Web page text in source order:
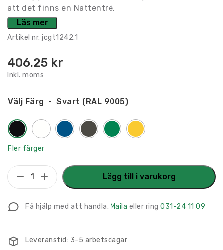
att det finns en Nattentré.
Läs mer
Artikel nr. jcgt1242.1
406.25 kr
Inkl. moms
Välj Färg Svart (RAL 9005)
Fler färger
Flaggskylt
Nattentré
x
150
mm
Lägg till i varukorg
Få hjälp med att handla. Maila eller ring 031-24 11 09
Leveranstid: 3-5 arbetsdagar